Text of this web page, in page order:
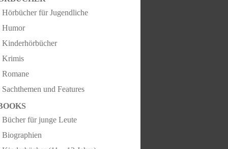
Hörbücher für Jugendliche
Humor
Kinderhörbücher
Krimis
Romane
Sachthemen und Features
Bücher für junge Leute
Biographien